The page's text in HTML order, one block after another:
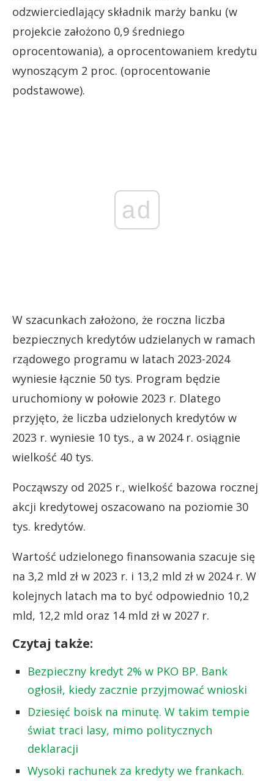
odzwierciedlający składnik marży banku (w
projekcie założono 0,9 średniego
oprocentowania), a oprocentowaniem kredytu
wynoszącym 2 proc. (oprocentowanie
podstawowe).
ad
W szacunkach założono, że roczna liczba
bezpiecznych kredytów udzielanych w ramach
rządowego programu w latach 2023-2024
wyniesie łącznie 50 tys. Program będzie
uruchomiony w połowie 2023 r. Dlatego
przyjęto, że liczba udzielonych kredytów w
2023 r. wyniesie 10 tys., a w 2024 r. osiągnie
wielkość 40 tys.
Począwszy od 2025 r., wielkość bazowa rocznej
akcji kredytowej oszacowano na poziomie 30
tys. kredytów.
Wartość udzielonego finansowania szacuje się
na 3,2 mld zł w 2023 r. i 13,2 mld zł w 2024 r. W
kolejnych latach ma to być odpowiednio 10,2
mld, 12,2 mld oraz 14 mld zł w 2027 r.
Czytaj także:
Bezpieczny kredyt 2% w PKO BP. Bank
ogłosił, kiedy zacznie przyjmować wnioski
Dziesięć boisk na minutę. W takim tempie
świat traci lasy, mimo politycznych
deklaracji
Wysoki rachunek za kredyty we frankach.